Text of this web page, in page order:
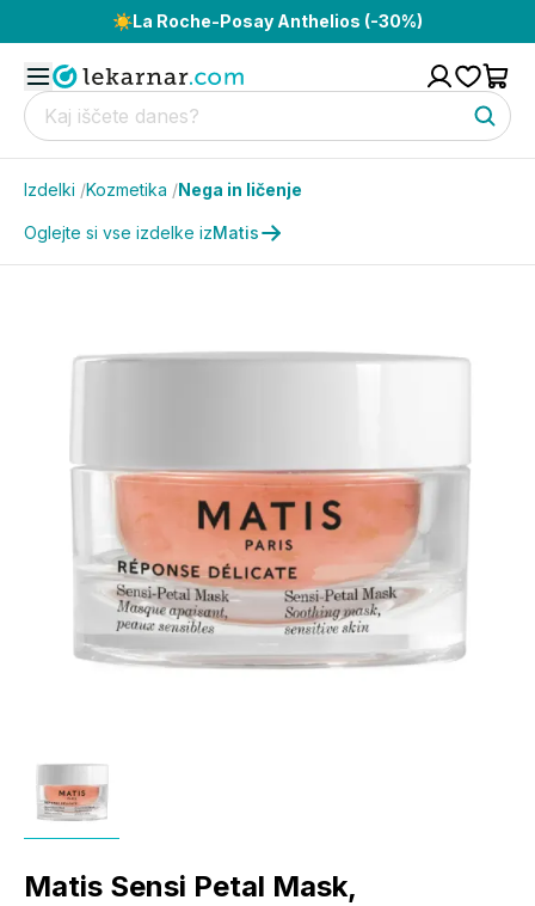
☀️La Roche-Posay Anthelios (-30%)
Izdelki /Kozmetika /Nega in ličenje
Oglejte si vse izdelke izMatis
Matis Sensi Petal Mask,